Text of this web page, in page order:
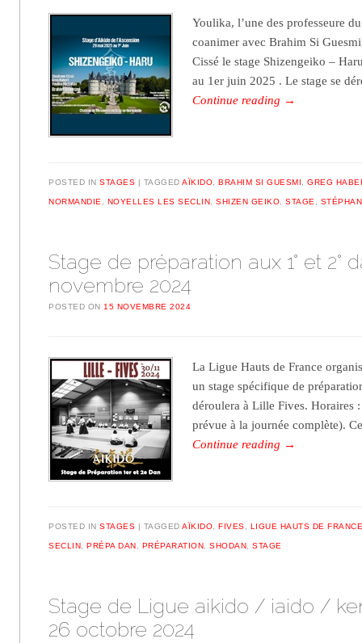
Youlika, l’une des professeure
coanimer avec Brahim Si
Cissé le stage Shizengeiko –
au 1er juin 2025 . Le stage se
Continue reading →
POSTED INSTAGES TAGGEDAÏKIDO ,BRAHIM SI GUESMI ,GREG
NORMANDIE NOYELLES LES SECLIN ,SHIZEN GEIKO ,STAGE
Stage de préparation aux 1° et 2°
novembre 2024
POSTED ON15 NOVEMBRE 2024
La Ligue Hauts de France
un stage spécifique de
déroulera à Lille Fives. Horaires
prévue à la journée complète).
Continue reading →
POSTED INSTAGES TAGGEDAÏKIDO ,FIVES LIGUE HAUTS DE
SECLIN ,PRÉPA DAN PRÉPARATION ,SHODAN ,STAGE
Stage de Ligue aikido / iaido /
26 octobre 2024